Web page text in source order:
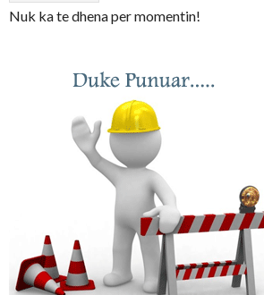
Nuk ka te dhena per momentin!